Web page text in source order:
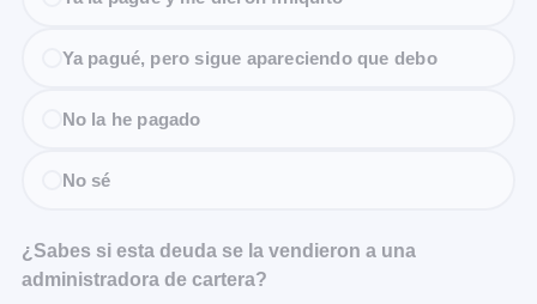
Ya pagué, pero sigue apareciendo que debo
No la he pagado
No sé
¿Sabes si esta deuda se la vendieron a una
administradora de cartera?